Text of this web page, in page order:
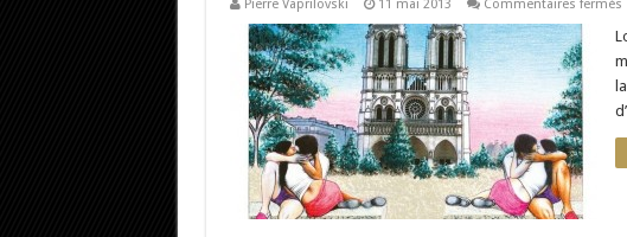
Pierre Vaprilovski 11 mai 2013 Commentaires fermés